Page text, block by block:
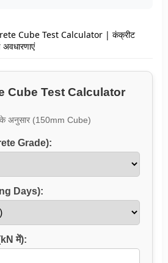
Cube Test Calculator | कंक्रीट
Cube Test Calculator
अनुसार (150mm Cube)
Grade):
Days):
में):